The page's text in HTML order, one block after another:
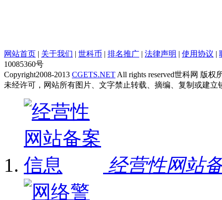
网站首页 关于我们 世科币 排名推广 法律声明 使用协议
10085360号
Copyright2008-2013 CGETS.NETAll rights reserved世科网 版权
未经许可，网站所有图片、文字禁止转载、摘编、复制或建立
经营性网站